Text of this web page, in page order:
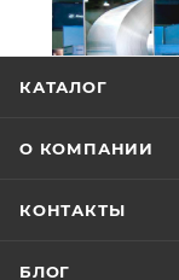
КАТАЛОГ
О КОМПАНИИ
КОНТАКТЫ
БЛОГ